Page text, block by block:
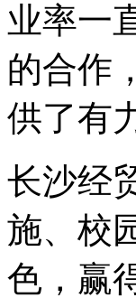
业率一
的合作
供了有
长沙经
施、校
色，赢